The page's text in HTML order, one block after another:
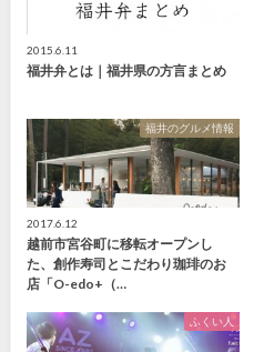
2015.6.11
福井弁とは｜福井県の方言まとめ
福井のグルメ情報
2017.6.12
越前市宮谷町に移転オープンし
た、創作寿司とこだわり珈琲のお
店「O-edo+（…
ふくい人